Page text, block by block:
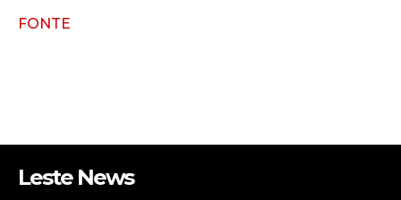
FONTE
Leste News